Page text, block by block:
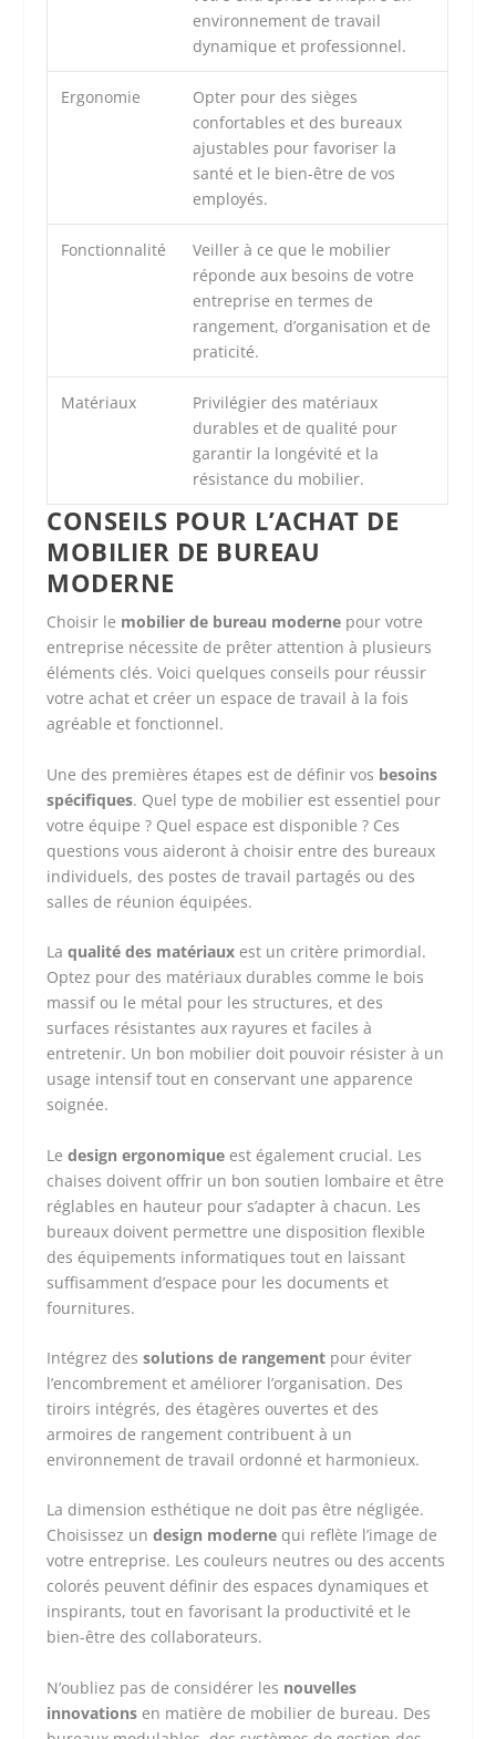
environnement de travail
dynamique et professionnel.
Ergonomie
Opter pour des sièges
confortables et des bureaux
ajustables pour favoriser la
santé et le bien-être de vos
employés.
Fonctionnalité
Veiller à ce que le mobilier
réponde aux besoins de votre
entreprise en termes de
rangement, d’organisation et de
praticité.
Matériaux
Privilégier des matériaux
durables et de qualité pour
garantir la longévité et la
résistance du mobilier.
CONSEILS POUR L’ACHAT DE
MOBILIER DE BUREAU
MODERNE
Choisir le mobilier de bureau moderne pour votre
entreprise nécessite de prêter attention à plusieurs
éléments clés. Voici quelques conseils pour réussir
votre achat et créer un espace de travail à la fois
agréable et fonctionnel.
Une des premières étapes est de définir vos besoins
spécifiques. Quel type de mobilier est essentiel pour
votre équipe ? Quel espace est disponible ? Ces
questions vous aideront à choisir entre des bureaux
individuels, des postes de travail partagés ou des
salles de réunion équipées.
Laqualité des matériaux est un critère primordial.
Optez pour des matériaux durables comme le bois
massif ou le métal pour les structures, et des
surfaces résistantes aux rayures et faciles à
entretenir. Un bon mobilier doit pouvoir résister à un
usage intensif tout en conservant une apparence
soignée.
Ledesign ergonomique est également crucial. Les
chaises doivent offrir un bon soutien lombaire et être
réglables en hauteur pour s’adapter à chacun. Les
bureaux doivent permettre une disposition flexible
des équipements informatiques tout en laissant
suffisamment d’espace pour les documents et
fournitures.
Intégrez dessolutions de rangement pour éviter
l’encombrement et améliorer l’organisation. Des
tiroirs intégrés, des étagères ouvertes et des
armoires de rangement contribuent à un
environnement de travail ordonné et harmonieux.
La dimension esthétique ne doit pas être négligée.
Choisissez undesign moderne qui reflète l’image de
votre entreprise. Les couleurs neutres ou des accents
colorés peuvent définir des espaces dynamiques et
inspirants, tout en favorisant la productivité et le
bien-être des collaborateurs.
N’oubliez pas de considérer les nouvelles
innovations en matière de mobilier de bureau. Des